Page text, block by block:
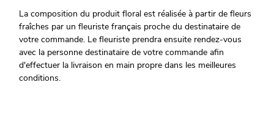
La composition du produit floral est réalisée à partir de fleurs
fraîches par un fleuriste français proche du destinataire de
votre commande. Le fleuriste prendra ensuite rendez-vous
avec la personne destinataire de votre commande afin
d'effectuer la livraison en main propre dans les meilleures
conditions.